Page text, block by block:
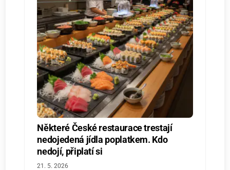
Některé České restaurace trestají
nedojedená jídla poplatkem. Kdo
nedojí, připlatí si
21. 5. 2026